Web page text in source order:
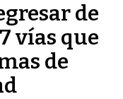
de
vías que
de